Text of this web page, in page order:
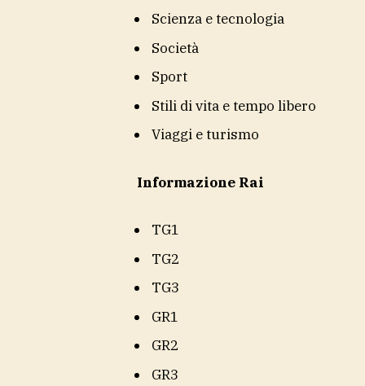
Scienza e tecnologia
Società
Sport
Stili di vita e tempo libero
Viaggi e turismo
Informazione Rai
TG1
TG2
TG3
GR1
GR2
GR3